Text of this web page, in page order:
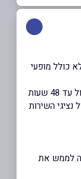
כולל מופעי
*הצגה שהוזמנה באמצעות השובר ניתנת לביטול עד 48 שעות
השירות
לממש את